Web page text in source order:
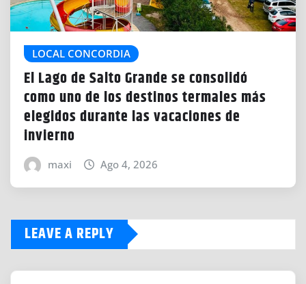
LOCAL CONCORDIA
El Lago de Salto Grande se consolidó
como uno de los destinos termales más
elegidos durante las vacaciones de
invierno
maxi Ago 4, 2026
LEAVE A REPLY